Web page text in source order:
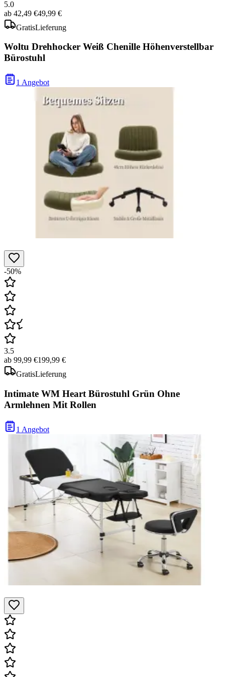
5.0
ab 42,49 €49,99 €
GratisLieferung
Woltu Drehhocker Weiß Chenille Höhenverstellbar
Bürostuhl
1 Angebot
-50%
3.5
ab 99,99 €199,99 €
GratisLieferung
Intimate WM Heart Bürostuhl Grün Ohne
Armlehnen Mit Rollen
1 Angebot